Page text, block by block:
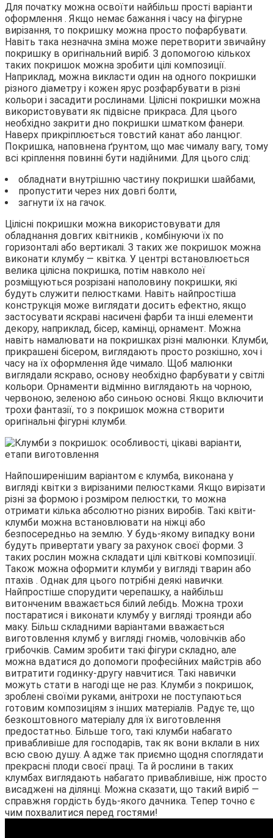
Для початку можна освоїти найбільш прості варіанти
оформлення . Якщо немає бажання і часу на фігурне
вирізання, то покришку можна просто пофарбувати.
Навіть така незначна зміна може перетворити звичайну
покришку в оригінальний виріб. З допомогою кількох
таких покришок можна зробити цілі композиції.
Наприклад, можна викласти один на одного покришки
різного діаметру і кожен ярус розфарбувати в різні
кольори і засадити рослинами. Цілісні покришки можна
використовувати як підвісне прикраса. Для цього
необхідно закрити дно покришки шматком фанери.
Наверх прикріплюється товстий канат або ланцюг.
Покришка, наповнена ґрунтом, що має чималу вагу, тому
всі кріплення повинні бути надійними. Для цього слід:
обладнати внутрішню частину покришки шайбами,
пропустити через них довгі болти,
загнути їх на гачок.
Цілісні покришки можна використовувати для
обладнання довгих квітників , комбінуючи їх по
горизонталі або вертикалі. З таких же покришок можна
виконати клумбу — квітка. У центрі встановлюється
велика цілісна покришка, потім навколо неї
розміщуються розрізані наполовину покришки, які
будуть служити пелюстками. Навіть найпростіша
конструкція може виглядати досить ефектно, якщо
застосувати яскраві насичені фарби та інші елементи
декору, наприклад, бісер, камінці, орнамент. Можна
навіть намалювати на покришках різні малюнки. Клумби,
прикрашені бісером, виглядають просто розкішно, хоч і
часу на їх оформлення йде чимало. Щоб малюнки
виглядали яскраво, основу необхідно фарбувати у світлі
кольори. Орнаменти відмінно виглядають на чорною,
червоною, зеленою або синьою основі. Якщо включити
трохи фантазії, то з покришок можна створити
оригінальні фігурні клумби.
Найпоширенішим варіантом є клумба, виконана у
вигляді квітки з вирізаними пелюстками. Якщо вирізати
різні за формою і розміром пелюстки, то можна
отримати кілька абсолютно різних виробів. Такі квіти-
клумби можна встановлювати на ніжці або
безпосередньо на землю. У будь-якому випадку вони
будуть привертати увагу за рахунок своєї форми. З
таких рослин можна складати цілі квіткові композиції.
Також можна оформити клумби у вигляді тварин або
птахів . Однак для цього потрібні деякі навички.
Найпростіше спорудити черепашку, а найбільш
витонченим вважається білий лебідь. Можна трохи
постаратися і виконати клумбу у вигляді троянди або
маку. Більш складними варіантами вважається
виготовлення клумб у вигляді гномів, чоловічків або
грибочків. Самим зробити такі фігури складно, але
можна вдатися до допомоги професійних майстрів або
витратити годинку-другу навчитися. Такі навички
можуть стати в нагоді ще не раз. Клумби з покришок,
зроблені своїми руками, анітрохи не поступаються
готовим композиціям з інших матеріалів. Радує те, що
безкоштовного матеріалу для їх виготовлення
предостатньо. Більше того, такі клумби набагато
привабливіше для господарів, так як вони вклали в них
всю свою душу. А адже так приємно щодня споглядати
прекрасні плоди своєї праці. Та й рослини в таких
клумбах виглядають набагато привабливіше, ніж просто
висаджені на ділянці. Можна сказати, що такий виріб —
справжня гордість будь-якого дачника. Тепер точно є
чим похвалитися перед гостями!